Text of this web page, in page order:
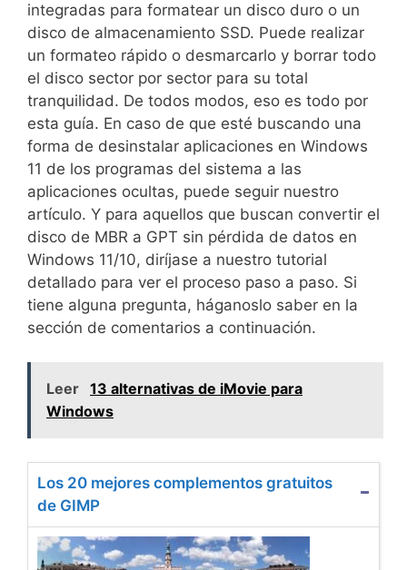
integradas para formatear un disco duro o un
disco de almacenamiento SSD. Puede realizar
un formateo rápido o desmarcarlo y borrar todo
el disco sector por sector para su total
tranquilidad. De todos modos, eso es todo por
esta guía. En caso de que esté buscando una
forma de desinstalar aplicaciones en Windows
11 de los programas del sistema a las
aplicaciones ocultas, puede seguir nuestro
artículo. Y para aquellos que buscan convertir el
disco de MBR a GPT sin pérdida de datos en
Windows 11/10, diríjase a nuestro tutorial
detallado para ver el proceso paso a paso. Si
tiene alguna pregunta, háganoslo saber en la
sección de comentarios a continuación.
Leer 13 alternativas de iMovie para
Windows
Los 20 mejores complementos gratuitos
de GIMP